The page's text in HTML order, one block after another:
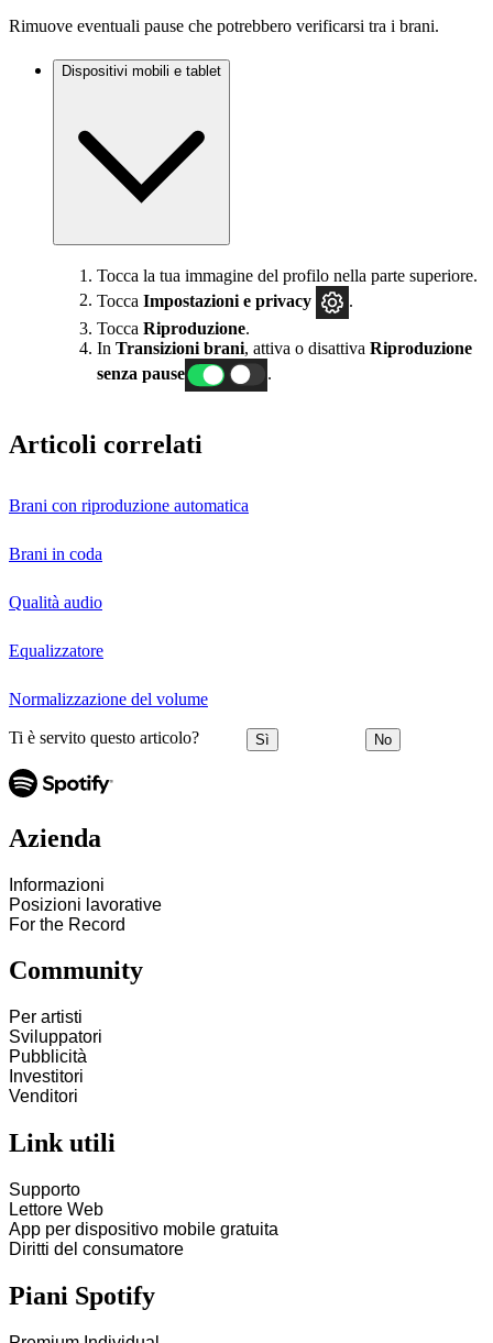
Rimuove eventuali pause che potrebbero verificarsi tra i brani.
Dispositivi mobili e tablet
Tocca la tua immagine del profilo nella parte superiore.
Tocca Impostazioni e privacy
Tocca Riproduzione.
In Transizioni brani, attiva o disattiva Riproduzione
senza pause
Articoli correlati
Brani con riproduzione automatica
Brani in coda
Qualità audio
Equalizzatore
Normalizzazione del volume
Ti è servito questo articolo? Sì No
Azienda
Informazioni
Posizioni lavorative
For the Record
Community
Per artisti
Sviluppatori
Pubblicità
Investitori
Venditori
Link utili
Supporto
Lettore Web
App per dispositivo mobile gratuita
Diritti del consumatore
Piani Spotify